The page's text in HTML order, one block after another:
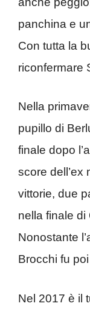
panchina e
Con tutta la
riconfermare
Nella
pupillo di
finale dopo
score dell’ex
vittorie, due
nella finale di
Nonostante
Brocchi fu
Nel 2017 è il